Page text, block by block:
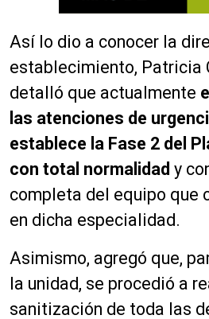
Así lo dio a conocer la
establecimiento, Patricia
detalló que actualmente
las atenciones de
establece la Fase 2 del
con total normalidad y
completa del equipo que
en dicha especialidad.
Asimismo, agregó que,
la unidad, se procedió a
sanitización de toda las